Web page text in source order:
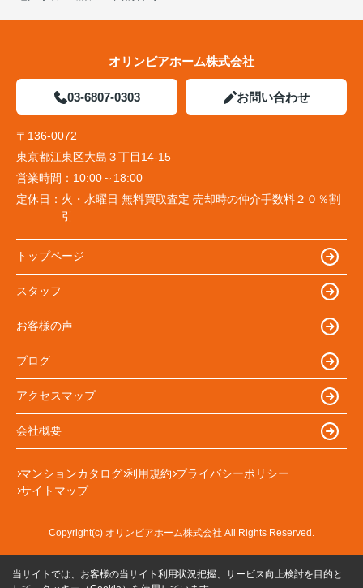
オリンピアホーム株式会社
03-6807-0303 お問い合わせ
〒136-0072
東京都江東区大島３丁目14-15
営業時間： 10:00～18:00
定休日： 火・水曜日 無料買取査定 売却時の仲介手数料２０％割
引
トップページ
スタッフ
お客様の声
ブログ
アクセスマップ
会社概要
マンションカタログ 利用規約 プライバシーポリシー
サイトマップ
Copyright(c) オリンピアホーム株式会社 All Rights Reserved.
当サイトでは、お客様の当サイト利用状況把握、サービス向上検討を目的と